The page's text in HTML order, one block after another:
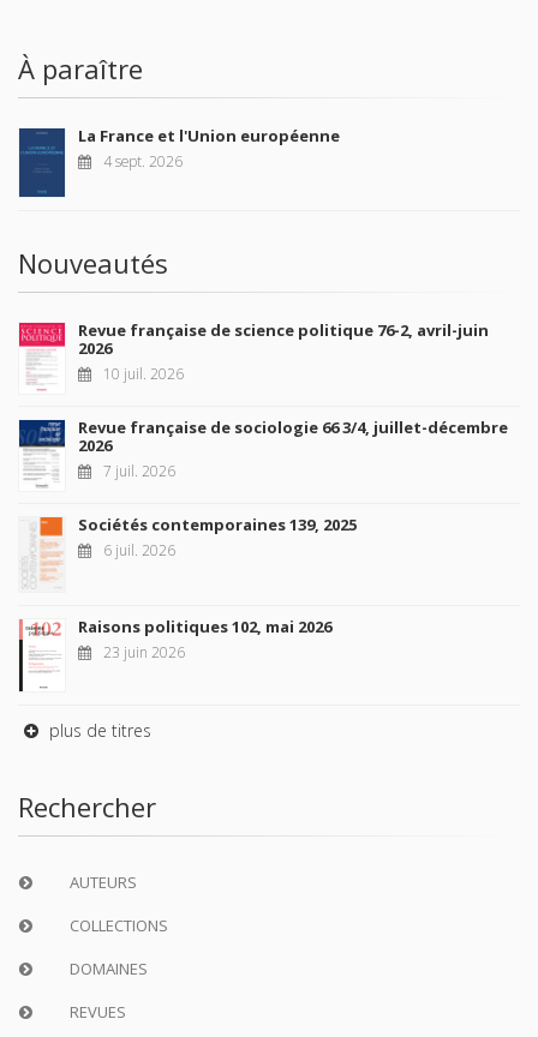
À paraître
La France et l'Union européenne
4 sept. 2026
Nouveautés
Revue française de science politique 76-2, avril-juin
2026
10 juil. 2026
Revue française de sociologie 66 3/4, juillet-décembre
2026
7 juil. 2026
Sociétés contemporaines 139, 2025
6 juil. 2026
Raisons politiques 102, mai 2026
23 juin 2026
plus de titres
Rechercher
AUTEURS
COLLECTIONS
DOMAINES
REVUES